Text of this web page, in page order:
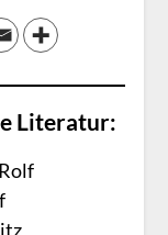
Literatur: